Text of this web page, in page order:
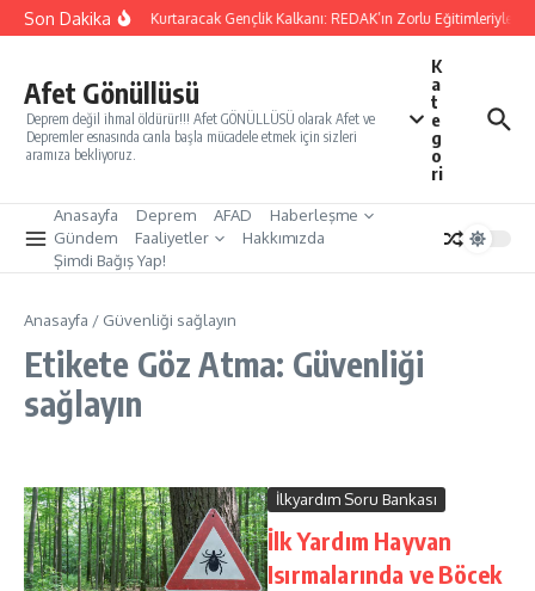
İçeriğe atla
Son DakikaYarınları Kurtaracak Gençlik Kalkanı: REDAK’ın Zorlu Eğitimleriyle
Afet Gönüllüsü
Deprem değil ihmal öldürür!!! Afet GÖNÜLLÜSÜ olarak Afet ve
Depremler esnasında canla başla mücadele etmek için sizleri
aramıza bekliyoruz.
K
a
t
e
g
o
ri
Anasayfa Deprem AFAD
Haberleşme
Gündem
Faaliyetler
Hakkımızda
Şimdi Bağış Yap!
Anasayfa / Güvenliği sağlayın
Etikete Göz Atma: Güvenliği
sağlayın
İlkyardım Soru Bankası
İlk Yardım Hayvan
Isırmalarında ve Böcek